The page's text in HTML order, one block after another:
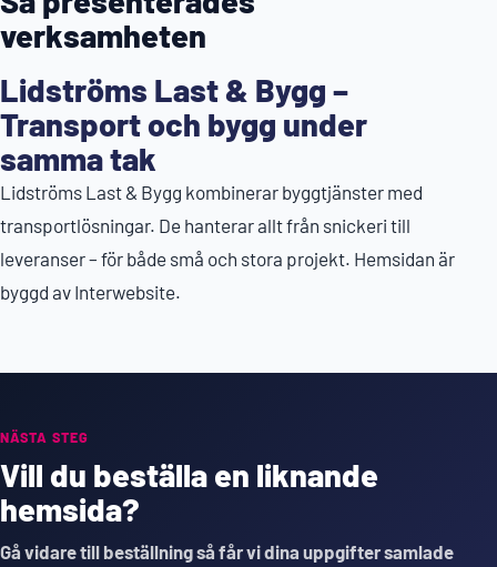
verksamheten
Lidströms Last & Bygg –
Transport och bygg under
samma tak
Lidströms Last & Bygg kombinerar byggtjänster med
transportlösningar. De hanterar allt från snickeri till
leveranser – för både små och stora projekt. Hemsidan är
byggd av Interwebsite.
NÄSTA STEG
Vill du beställa en liknande
hemsida?
Gå vidare till beställning så får vi dina uppgifter samlade